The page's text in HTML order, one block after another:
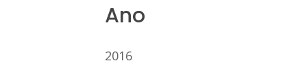
Ano
2016